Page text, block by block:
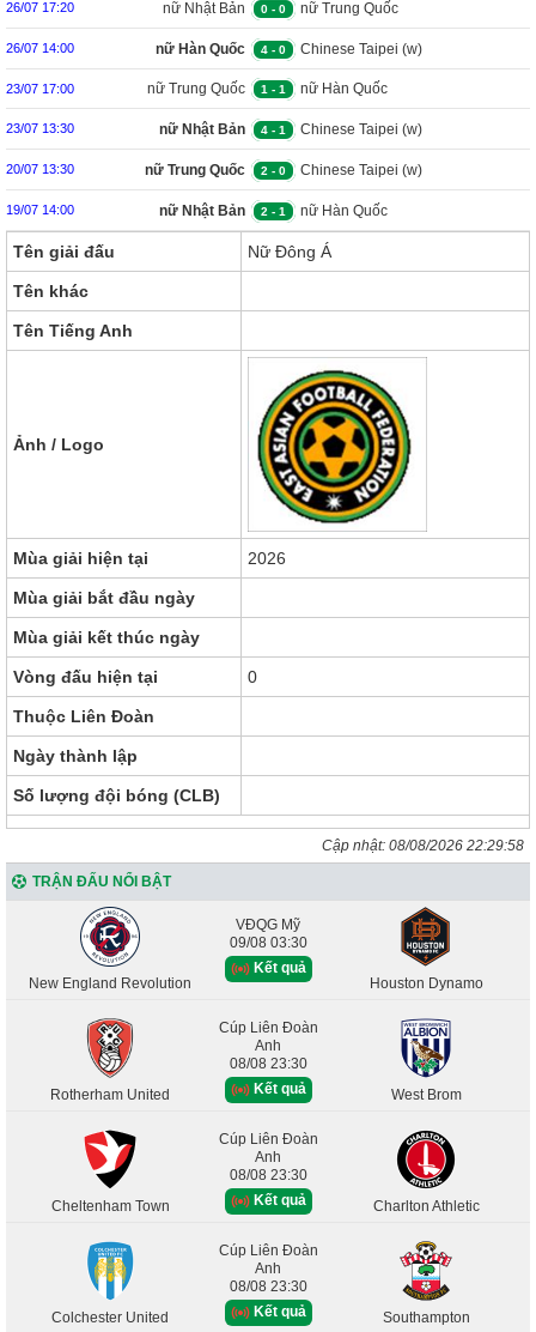
26/07 17:20 nữ Nhật Bản 0 - 0 nữ Trung Quốc
26/07 14:00 nữ Hàn Quốc 4 - 0 Chinese Taipei (w)
23/07 17:00 nữ Trung Quốc 1 - 1 nữ Hàn Quốc
23/07 13:30 nữ Nhật Bản 4 - 1 Chinese Taipei (w)
20/07 13:30 nữ Trung Quốc 2 - 0 Chinese Taipei (w)
19/07 14:00 nữ Nhật Bản 2 - 1 nữ Hàn Quốc
Tên giải đấu Nữ Đông Á
Tên khác
Tên Tiếng Anh
Ảnh / Logo
Mùa giải hiện tại 2026
Mùa giải bắt đầu ngày
Mùa giải kết thúc ngày
Vòng đấu hiện tại 0
Thuộc Liên Đoàn
Ngày thành lập
Số lượng đội bóng (CLB)
Cập nhật: 08/08/2026 22:29:58
TRẬN ĐẤU NỔI BẬT
New England Revolution
VĐQG Mỹ
09/08 03:30
Kết quả
Houston Dynamo
Rotherham United
Cúp Liên Đoàn
Anh
08/08 23:30
Kết quả
West Brom
Cheltenham Town
Cúp Liên Đoàn
Anh
08/08 23:30
Kết quả
Charlton Athletic
Colchester United
Cúp Liên Đoàn
Anh
08/08 23:30
Kết quả
Southampton